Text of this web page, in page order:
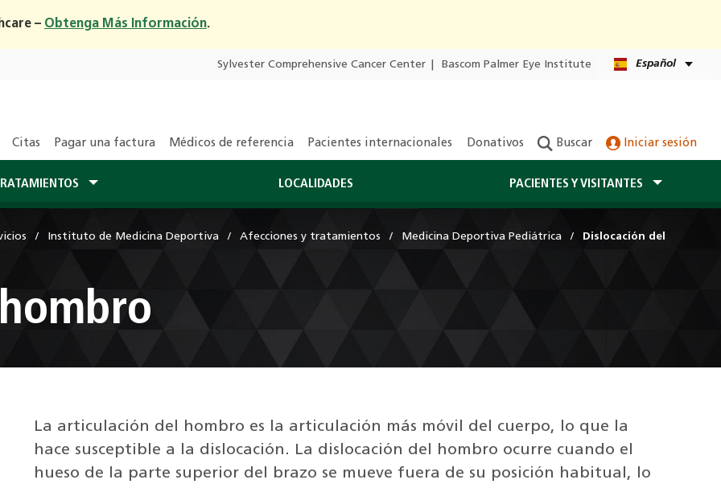
– Obtenga Más Información.
Sylvester Comprehensive Cancer Center Bascom Palmer Eye Institute Español
Citas Pagar una factura Médicos de referencia Pacientes internacionales Donativos Buscar Iniciar sesión
LOCALIDADES PACIENTES Y VISITANTES
Instituto de Medicina Deportiva Afecciones y tratamientos Medicina Deportiva Pediátrica Dislocación del
La articulación del hombro es la articulación más móvil del cuerpo, lo que la
hace susceptible a la dislocación. La dislocación del hombro ocurre cuando el
hueso de la parte superior del brazo se mueve fuera de su posición habitual, lo